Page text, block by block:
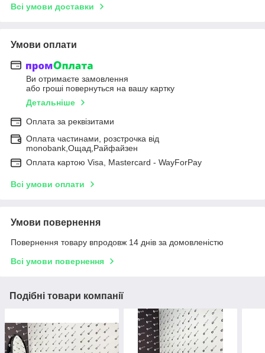
Всі умови доставки
Умови оплати
Ви отримаєте замовлення
або гроші повернуться на вашу картку
Детальніше
Оплата за реквізитами
Оплата частинами, розстрочка від
monobank,Ощад,Райфайзен
Оплата картою Visa, Mastercard - WayForPay
Всі умови оплати
Умови повернення
Повернення товару впродовж 14 днів за домовленістю
Всі умови повернення
Подібні товари компанії